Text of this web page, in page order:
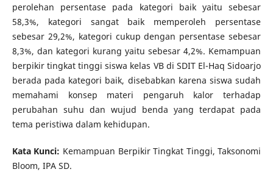
perolehan persentase pada kategori baik yaitu sebesar
58,3%, kategori sangat baik memperoleh persentase
sebesar 29,2%, kategori cukup dengan persentase sebesar
8,3%, dan kategori kurang yaitu sebesar 4,2%. Kemampuan
berpikir tingkat tinggi siswa kelas VB di SDIT El-Haq Sidoarjo
berada pada kategori baik, disebabkan karena siswa sudah
memahami konsep materi pengaruh kalor terhadap
perubahan suhu dan wujud benda yang terdapat pada
tema peristiwa dalam kehidupan.
Kata Kunci: Kemampuan Berpikir Tingkat Tinggi, Taksonomi
Bloom, IPA SD.